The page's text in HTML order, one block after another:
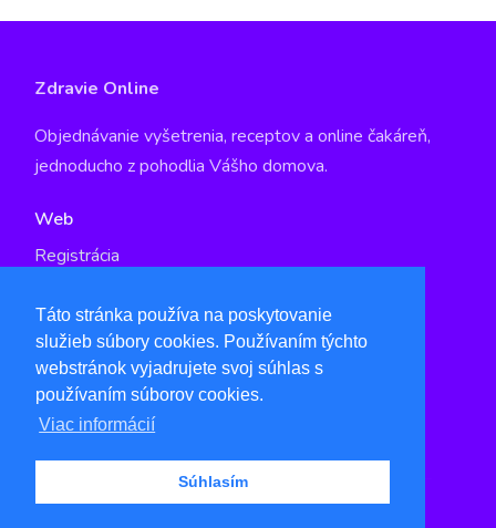
Táto stránka používa na poskytovanie
služieb súbory cookies. Používaním týchto
webstránok vyjadrujete svoj súhlas s
používaním súborov cookies.
Viac informácií
Súhlasím
Zdravie Online
Objednávanie vyšetrenia, receptov a online čakáreň,
jednoducho z pohodlia Vášho domova.
Web
Registrácia
Kontakt
info@qspot.io
www.qspot.io